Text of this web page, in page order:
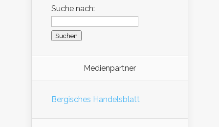
Suche nach:
Medienpartner
Bergisches Handelsblatt